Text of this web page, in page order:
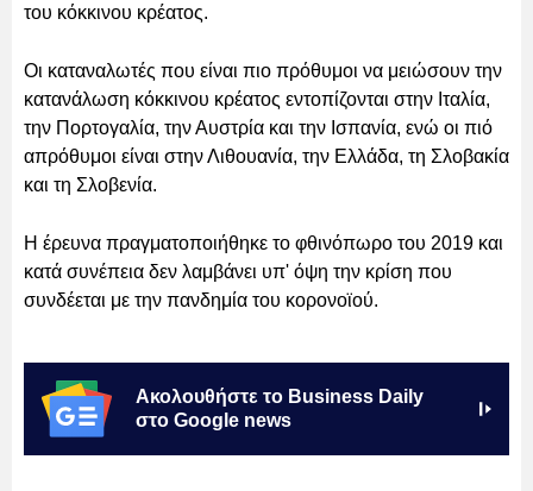
του κόκκινου κρέατος.
Οι καταναλωτές που είναι πιο πρόθυμοι να μειώσουν την
κατανάλωση κόκκινου κρέατος εντοπίζονται στην Ιταλία,
την Πορτογαλία, την Αυστρία και την Ισπανία, ενώ οι πιό
απρόθυμοι είναι στην Λιθουανία, την Ελλάδα, τη Σλοβακία
και τη Σλοβενία.
Η έρευνα πραγματοποιήθηκε το φθινόπωρο του 2019 και
κατά συνέπεια δεν λαμβάνει υπ' όψη την κρίση που
συνδέεται με την πανδημία του κορονοϊού.
Ακολουθήστε το Business Daily
στο Google news